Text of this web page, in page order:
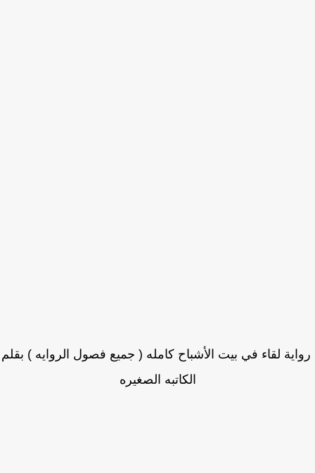
لقاء في بيت الأشباح كامله ( جميع فصول الروايه ) بقلم
الكاتبه الصغيره